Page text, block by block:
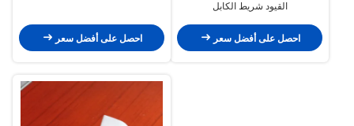
القيود شريط الكابل
احصل على أفضل سعر احصل على أفضل سعر